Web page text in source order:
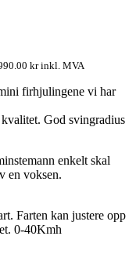
krinkl. MVA
firhjulingene vi har
God svingradius
enkelt skal
en voksen.
Farten kan justere opp
0-40Kmh